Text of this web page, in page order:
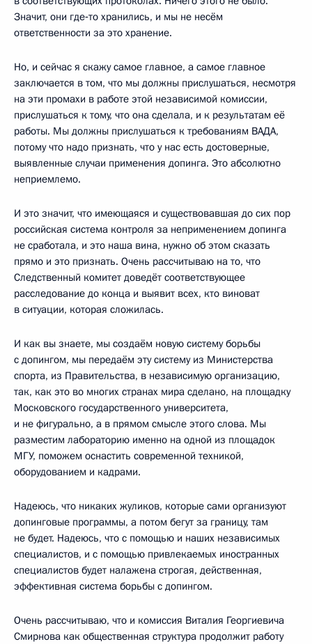
Значит, они где‑то хранились, и мы не несём
ответственности за это хранение.
Но, и сейчас я скажу самое главное, а самое главное
заключается в том, что мы должны прислушаться, несмотря
на эти промахи в работе этой независимой комиссии,
прислушаться к тому, что она сделала, и к результатам её
работы. Мы должны прислушаться к требованиям ВАДА,
потому что надо признать, что у нас есть достоверные,
выявленные случаи применения допинга. Это абсолютно
неприемлемо.
И это значит, что имеющаяся и существовавшая до сих пор
российская система контроля за неприменением допинга
не сработала, и это наша вина, нужно об этом сказать
прямо и это признать. Очень рассчитываю на то, что
Следственный комитет доведёт соответствующее
расследование до конца и выявит всех, кто виноват
в ситуации, которая сложилась.
И как вы знаете, мы создаём новую систему борьбы
с допингом, мы передаём эту систему из Министерства
спорта, из Правительства, в независимую организацию,
так, как это во многих странах мира сделано, на площадку
Московского государственного университета,
и не фигурально, а в прямом смысле этого слова. Мы
разместим лабораторию именно на одной из площадок
МГУ, поможем оснастить современной техникой,
оборудованием и кадрами.
Надеюсь, что никаких жуликов, которые сами организуют
допинговые программы, а потом бегут за границу, там
не будет. Надеюсь, что с помощью и наших независимых
специалистов, и с помощью привлекаемых иностранных
специалистов будет налажена строгая, действенная,
эффективная система борьбы с допингом.
Очень рассчитываю, что и комиссия Виталия Георгиевича
Смирнова как общественная структура продолжит работу